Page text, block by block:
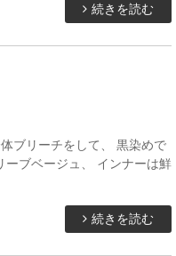
続きを読む
ブリーチをして、 黒染めで
ブベージュ、 インナーは鮮
続きを読む